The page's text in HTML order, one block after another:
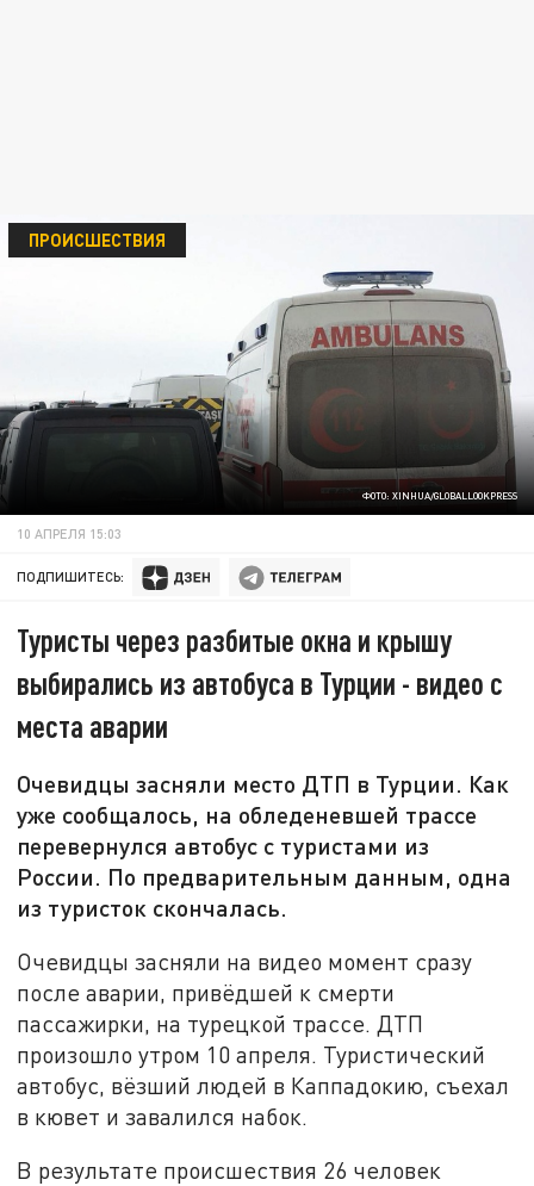
ФОТО: XINHUA/GLOBALLOOKPRESS
ПРОИСШЕСТВИЯ
10 АПРЕЛЯ 15:03
ПОДПИШИТЕСЬ:
Туристы через разбитые окна и крышу
выбирались из автобуса в Турции - видео с
места аварии
Очевидцы засняли место ДТП в Турции. Как
уже сообщалось, на обледеневшей трассе
перевернулся автобус с туристами из
России. По предварительным данным, одна
из туристок скончалась.
Очевидцы засняли на видео момент сразу
после аварии, привёдшей к смерти
пассажирки, на турецкой трассе. ДТП
произошло утром 10 апреля. Туристический
автобус, вёзший людей в Каппадокию, съехал
в кювет и завалился набок.
В результате происшествия 26 человек